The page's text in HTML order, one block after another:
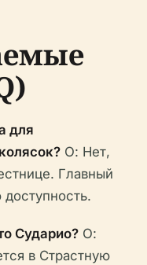
для
О: Нет,
Главный
Сударио? О:
в Страстную